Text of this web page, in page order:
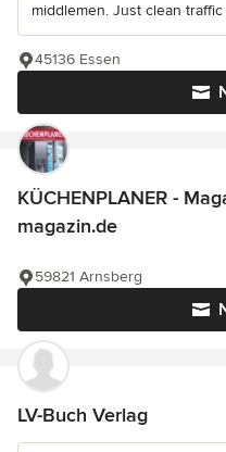
middlemen. Just clean
45136 Essen
KÜCHENPLANER -
magazin.de
59821 Arnsberg
LV-Buch Verlag